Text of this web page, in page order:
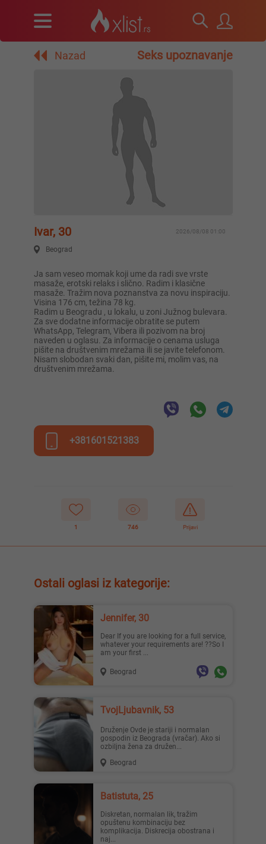
Nazad Seks upoznavanje
Ivar, 30 2026/08/08 01:00
Beograd
Ja sam veseo momak koji ume da radi sve vrste
masaže, erotski relaks i slično. Radim i klasične
masaže. Tražim nova poznanstva za novu inspiraciju.
Visina 176 cm, težina 78 kg.
Radim u Beogradu , u lokalu, u zoni Južnog bulevara.
Za sve dodatne informacije obratite se putem
WhatsApp, Telegram, Vibera ili pozivom na broj
naveden u oglasu. Za informacije o cenama usluga
pišite na društvenim mrežama ili se javite telefonom.
Nisam slobodan svaki dan, pišite mi, molim vas, na
društvenim mrežama.
+381601521383
1 746 Prijavi
Ostali oglasi iz kategorije:
Jennifer, 30
Dear If you are looking for a full service,
whatever your requirements are! ??So I
am your first ...
Beograd
TvojLjubavnik, 53
Druženje Ovde je stariji i normalan
gospodin iz Beograda (vračar). Ako si
ozbiljna žena za družen...
Beograd
Batistuta, 25
Diskretan, normalan lik, tražim
opuštenu kombinaciju bez
komplikacija. Diskrecija obostrana i
naj...